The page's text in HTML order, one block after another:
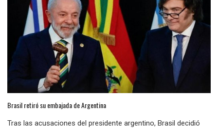
Brasil retiró su embajada de Argentina
Tras las acusaciones del presidente argentino, Brasil decidió